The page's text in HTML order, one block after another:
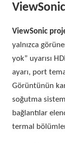
ViewSonic
yalnızca
yok” uyarısı
ayarı, port
Görüntünün
soğutma
bağlantılar
termal